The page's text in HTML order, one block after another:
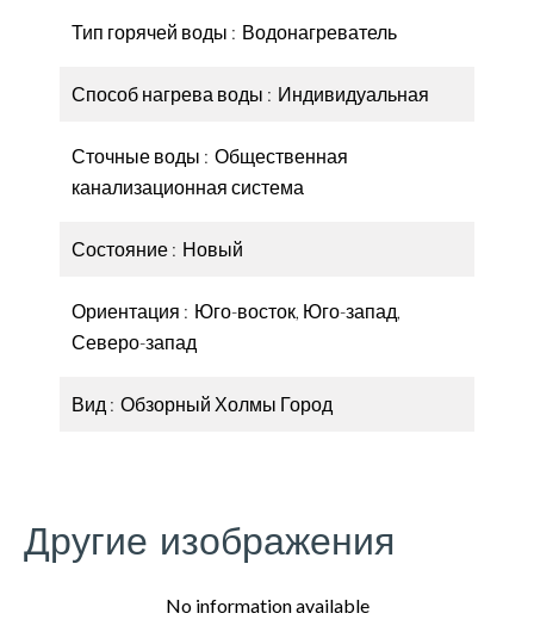
Тип горячей воды Водонагреватель
Способ нагрева воды Индивидуальная
Сточные воды
Общественная
канализационная система
Состояние Новый
Ориентация
Юго-восток, Юго-запад,
Северо-запад
Вид Обзорный Холмы Город
Другие изображения
No information available